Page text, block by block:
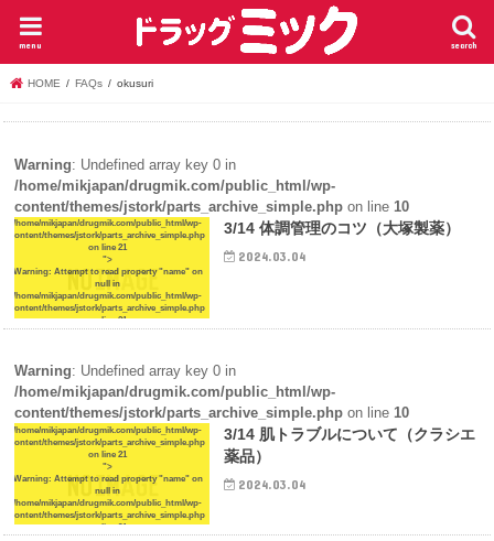
search
menu
HOME FAQs okusuri
Warning: Undefined array key 0 in
/home/mikjapan/drugmik.com/public_html/wp-
content/themes/jstork/parts_archive_simple.phpon line 10
/home/mikjapan/drugmik.com/public_html/wp-
content/themes/jstork/parts_archive_simple.php
on line21
">
Warning: Attempt to read property "name" on
null in
/home/mikjapan/drugmik.com/public_html/wp-
content/themes/jstork/parts_archive_simple.php
on line21
3/14 体調管理のコツ（大塚製薬）
2024.03.04
Warning: Undefined array key 0 in
/home/mikjapan/drugmik.com/public_html/wp-
content/themes/jstork/parts_archive_simple.phpon line 10
/home/mikjapan/drugmik.com/public_html/wp-
content/themes/jstork/parts_archive_simple.php
on line21
">
Warning: Attempt to read property "name" on
null in
/home/mikjapan/drugmik.com/public_html/wp-
content/themes/jstork/parts_archive_simple.php
on line21
3/14 肌トラブルについて（クラシエ
薬品）
2024.03.04